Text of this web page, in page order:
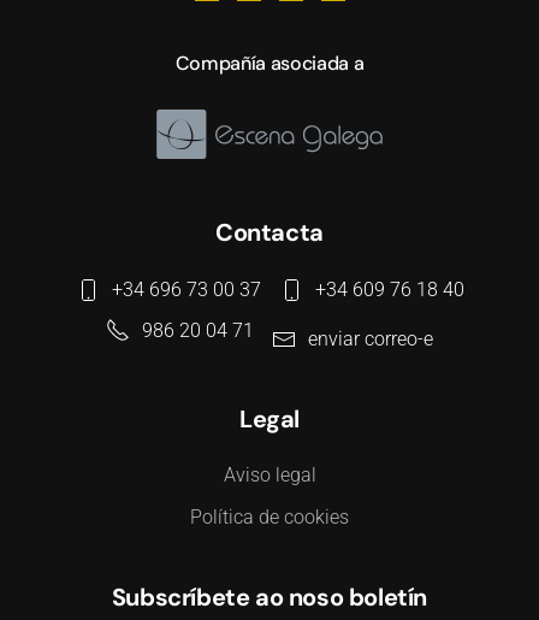
Compañía asociada a
Contacta
+34 696 73 00 37
+34 609 76 18 40
986 20 04 71
enviar correo-e
Legal
Aviso legal
Política de cookies
Subscríbete ao noso boletín